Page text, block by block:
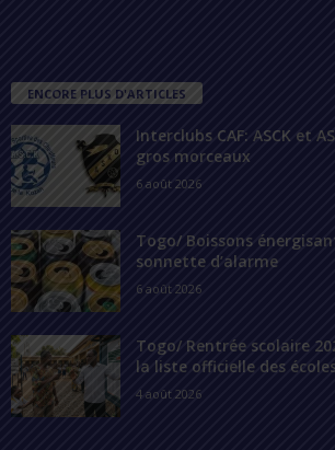
ENCORE PLUS D'ARTICLES
Interclubs CAF: ASCK et
gros morceaux
6 août 2026
Togo/ Boissons
sonnette d’alarme
6 août 2026
Togo/ Rentrée scolaire
la liste officielle des
4 août 2026